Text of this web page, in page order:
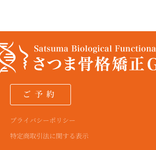
ご予約
プライバシーポリシー
特定商取引法に関する表示